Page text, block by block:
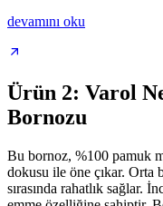
devamını oku
Ürün 2: Varol
Bornozu
Bu bornoz, %100 pamuk
dokusu ile öne çıkar. Orta
sırasında rahatlık sağlar.